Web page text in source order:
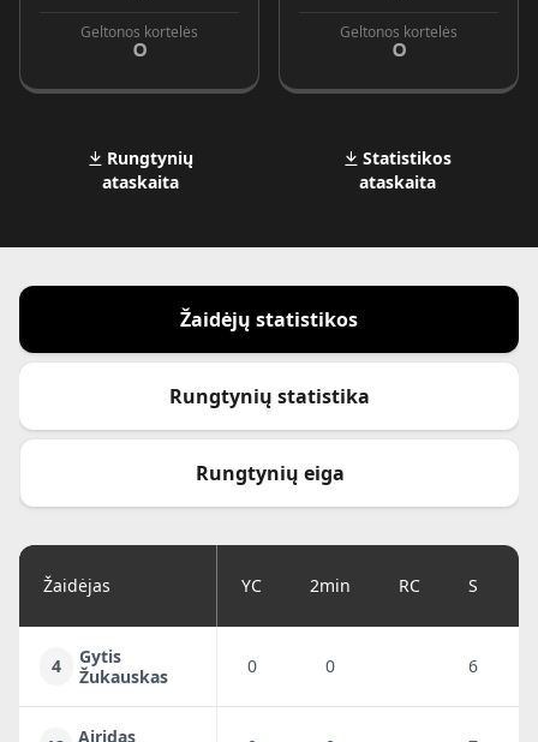
Geltonos kortelės
0
Geltonos kortelės
0
Rungtynių
ataskaita
Statistikos
ataskaita
Žaidėjų statistikos
Rungtynių statistika
Rungtynių eiga
Žaidėjas YC 2min RC S
4
Gytis
Žukauskas
0 0 6
Airidas